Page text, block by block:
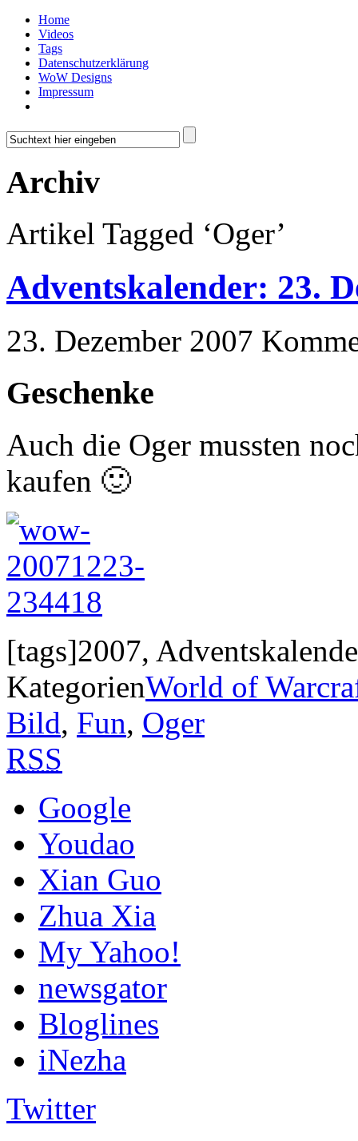
Home
Videos
Tags
Datenschutzerklärung
WoW Designs
Impressum
Archiv
Artikel Tagged ‘Oger’
Adventskalender: 23.
23. Dezember 2007
Geschenke
Auch die Oger mussten
kaufen 🙂
[tags]2007,
KategorienWorld of
Bild, Fun, Oger
RSS
Google
Youdao
Xian Guo
Zhua Xia
My Yahoo!
newsgator
Bloglines
iNezha
Twitter